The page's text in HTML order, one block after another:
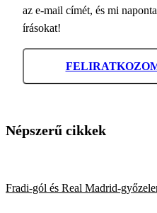
az e-mail címét, és mi
írásokat!
Népszerű cikkek
Fradi-gól és Real Madrid-